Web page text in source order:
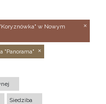
w Nowym
"Panorama"
Siedziba